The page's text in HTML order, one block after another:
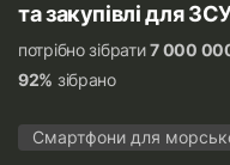
та закупівлі для
потрібно зібрати7 000
92% зібрано
Смартфони для